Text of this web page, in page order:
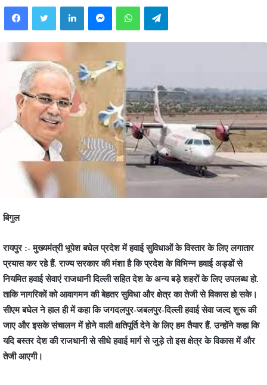
FacebookTwitter LinkedInMessengerWhatsAppTelegram
बिगुल
रायपुर :- मुख्यमंत्री भूपेश बघेल प्रदेश में हवाई सुविधाओं के विस्तार के लिए लगातार
प्रयास कर रहे हैं. राज्य सरकार की मंशा है कि प्रदेश के विभिन्न हवाई अड्डों से
नियमित हवाई सेवाएं राजधानी दिल्ली सहित देश के अन्य बड़े शहरों के लिए उपलब्ध हो.
ताकि नागरिकों को आवागमन की बेहतर सुविधा और क्षेत्र का तेजी से विकास हो सके।
सीएम बघेल ने हाल ही में कहा कि जगदलपुर-जबलपुर-दिल्ली हवाई सेवा जल्द शुरू की
जाए और इसके संचालन में होने वाली क्षतिपूर्ति देने के लिए हम तैयार हैं. उन्होंने कहा कि
यदि बस्तर देश की राजधानी से सीधे हवाई मार्ग से जुड़े तो इस क्षेत्र के विकास में और
तेजी आएगी।